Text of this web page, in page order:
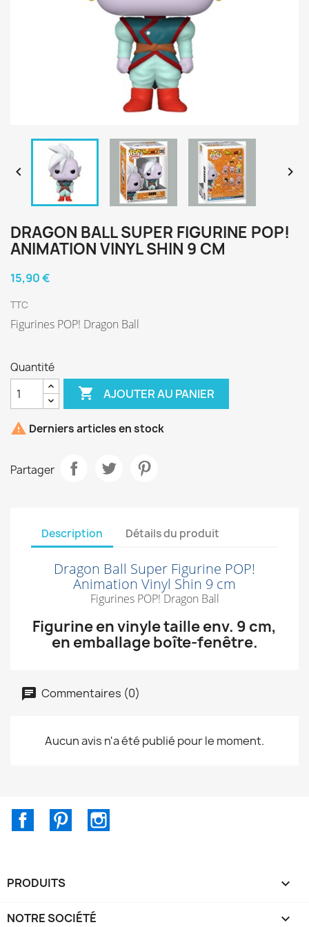
 
DRAGON BALL SUPER FIGURINE POP!
ANIMATION VINYL SHIN 9 CM
15,90 €
TTC
Figurines POP! Dragon Ball
Quantité
 AJOUTER AU PANIER
 Derniers articles en stock
Partager
Description Détails du produit
Dragon Ball Super Figurine POP!
Animation Vinyl Shin 9 cm
Figurines POP! Dragon Ball
Figurine en vinyle taille env. 9 cm,
en emballage boîte-fenêtre.
Commentaires (0)
Aucun avis n'a été publié pour le moment.
FacebookPinterest
PRODUITS 
NOTRE SOCIÉTÉ 